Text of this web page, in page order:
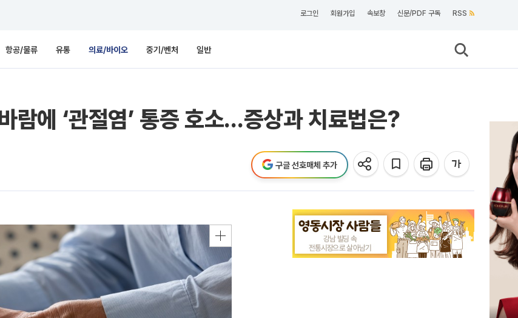
로그인 회원가입 속보창 신문/PDF 구독 RSS
항공/물류 유통 의료/바이오 중기/벤처 일반
에 ‘관절염’ 통증 호소…증상과 치료법은?
구글 선호매체 추가